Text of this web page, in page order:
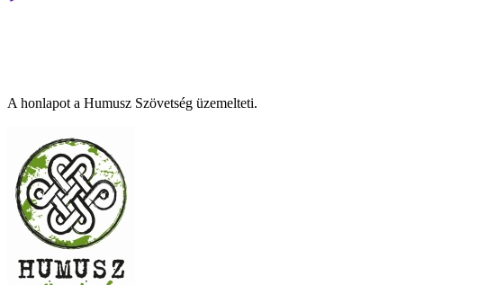
A honlapot a Humusz Szövetség üzemelteti.